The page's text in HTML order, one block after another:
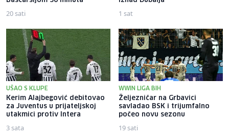
20 sati 1 sat
UŠAO S KLUPE
Kerim Alajbegović debitovao
za Juventus u prijateljskoj
utakmici protiv Intera
3 sata
WWIN LIGA BIH
Željezničar na Grbavici
savladao BSK i trijumfalno
počeo novu sezonu
19 sati